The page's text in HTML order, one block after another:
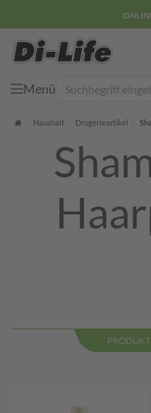
Menü
Startseite
Haushalt Drogerieartikel